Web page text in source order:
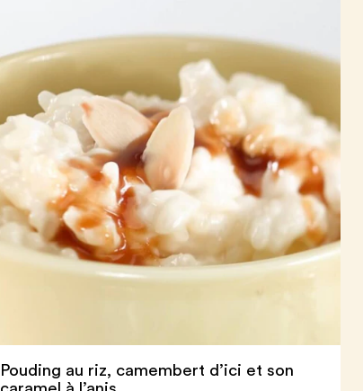
Pouding au riz, camembert d’ici et son